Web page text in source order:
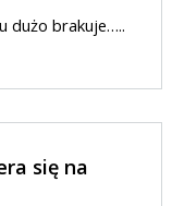
dużo brakuje…..
się na